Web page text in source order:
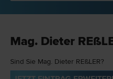
Mag. Dieter
Sind Sie Mag. Dieter REßLER?